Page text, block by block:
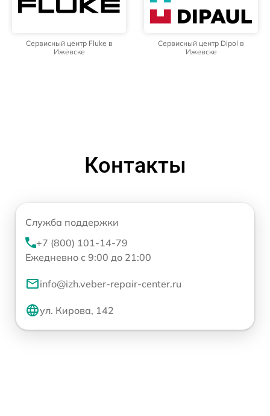
Сервисный центр Fluke в
Ижевске
Сервисный центр Dipol в
Ижевске
Контакты
Служба поддержки
+7 (800) 101-14-79
Ежедневно с 9:00 до 21:00
info@izh.veber-repair-center.ru
ул. Кирова, 142